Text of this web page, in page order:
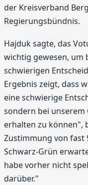
der Kreisverband
Regierungsbündnis.
Hajduk sagte, das
wichtig gewesen, um
schwierigen
Ergebnis zeigt, dass
eine schwierige
sondern bei
erhalten zu können",
Zustimmung von fast
Schwarz-Grün
habe vorher nicht
darüber."